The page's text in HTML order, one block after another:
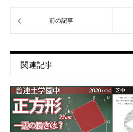
前の記事
関連記事